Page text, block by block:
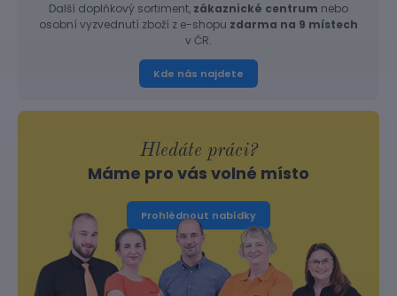
Další doplňkový sortiment, zákaznické centrum nebo
osobní vyzvednutí zboží z e-shopu zdarma na 9 místech
v ČR.
Kde nás najdete
Hledáte práci?
Máme pro vás volné místo
Prohlédnout nabídky